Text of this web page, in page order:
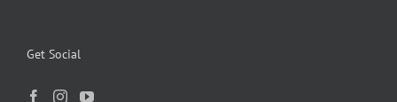
Get Social